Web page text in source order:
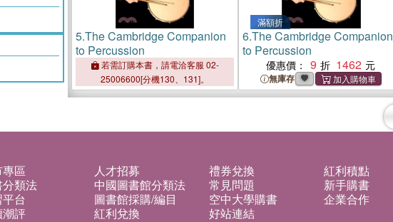
5.The Cambridge Companion
to Percussion
若需訂購本書，請電洽客服 02-
25006600[分機130、131]。
滿額折
6.The Cambridge Companion
to Percussion
優惠價： 9 1462
無庫存
區 人才招募 禮券兌換
紅利積點
分類法 中國圖書館分類法 常見問題
新手購書
台 圖書館採購/編目 空中大學購書
企業合作
評 紅利兌換 好站連結